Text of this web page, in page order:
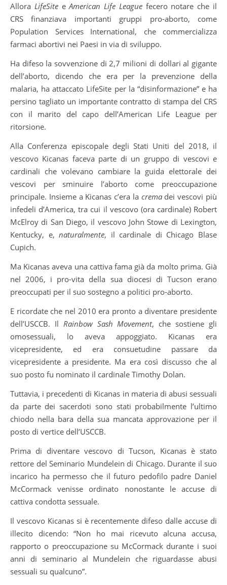
Allora LifeSiteeAmerican Life Leaguefecero notare che il
CRS finanziava importanti gruppi pro-aborto, come
Population Services International, che commercializza
farmaci abortivi nei Paesi in via di sviluppo.
Ha difeso la sovvenzione di 2,7 milioni di dollari al gigante
dell’aborto, dicendo che era per la prevenzione della
malaria, ha attaccato LifeSite per la “disinformazione” e ha
persino tagliato un importante contratto di stampa del CRS
con il marito del capo dell’American Life League per
ritorsione.
Alla Conferenza episcopale degli Stati Uniti del 2018, il
vescovo Kicanas faceva parte di un gruppo di vescovi e
cardinali che volevano cambiare la guida elettorale dei
vescovi per sminuire l’aborto come preoccupazione
principale. Insieme a Kicanas c’era la cremadei vescovi più
infedeli d’America, tra cui il vescovo (ora cardinale) Robert
McElroy di San Diego, il vescovo John Stowe di Lexington,
Kentucky, e,naturalmente, il cardinale di Chicago Blase
Cupich.
Ma Kicanas aveva una cattiva fama già da molto prima. Già
nel 2006, i pro-vita della sua diocesi di Tucson erano
preoccupati per il suo sostegno a politici pro-aborto.
E ricordate che nel 2010 era pronto a diventare presidente
dell’USCCB. Il Rainbow Sash Movement, che sostiene gli
omosessuali, lo aveva appoggiato. Kicanas era
vicepresidente, ed era consuetudine passare da
vicepresidente a presidente. Ma era così discusso che al
suo posto fu nominato il cardinale Timothy Dolan.
Tuttavia, i precedenti di Kicanas in materia di abusi sessuali
da parte dei sacerdoti sono stati probabilmente l’ultimo
chiodo nella bara della sua mancata approvazione per il
posto di vertice dell’USCCB.
Prima di diventare vescovo di Tucson, Kicanas è stato
rettore del Seminario Mundelein di Chicago. Durante il suo
incarico ha permesso che il futuro pedofilo padre Daniel
McCormack venisse ordinato nonostante le accuse di
cattiva condotta sessuale.
Il vescovo Kicanas si è recentemente difeso dalle accuse di
illecito dicendo: “Non ho mai ricevuto alcuna accusa,
rapporto o preoccupazione su McCormack durante i suoi
anni di seminario al Mundelein che riguardasse abusi
sessuali su qualcuno”.